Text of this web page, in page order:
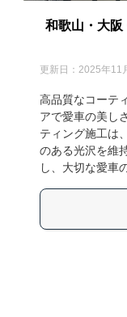
和歌山・大阪
更新日： 2025年11
高品質なコーテ
アで愛車の美し
ティング施工は
のある光沢を維
し、大切な愛車